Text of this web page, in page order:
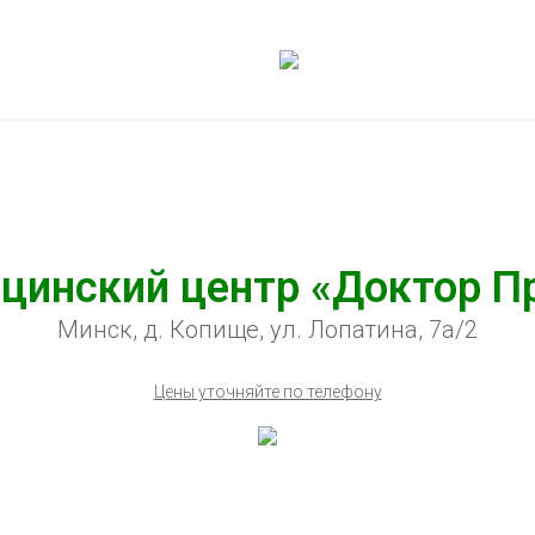
центр «Доктор
Минск, д. Копище, ул. Лопатина, 7а/2
Цены уточняйте по телефону